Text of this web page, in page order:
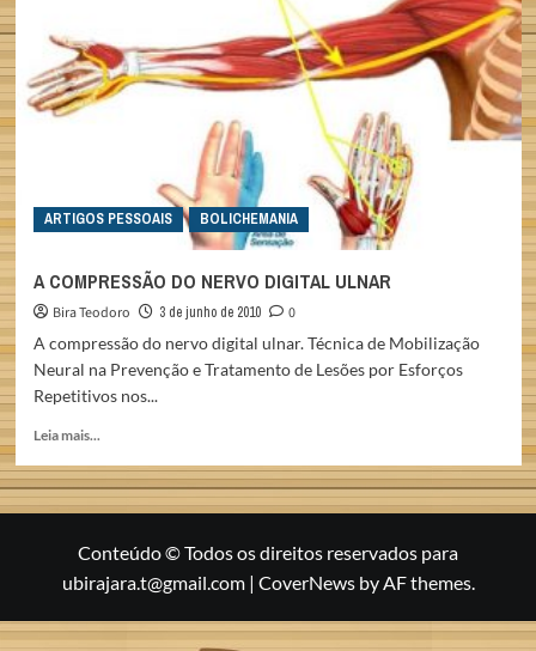
ARTIGOS PESSOAIS BOLICHEMANIA
A COMPRESSÃO DO NERVO DIGITAL ULNAR
Bira Teodoro 3 de junho de 2010
0
A compressão do nervo digital ulnar. Técnica de Mobilização
Neural na Prevenção e Tratamento de Lesões por Esforços
Repetitivos nos...
Leia mais...
about
A
DO
DIGITAL
Conteúdo © Todos os direitos reservados para
ubirajara.t@gmail.com | CoverNewsby AF themes.